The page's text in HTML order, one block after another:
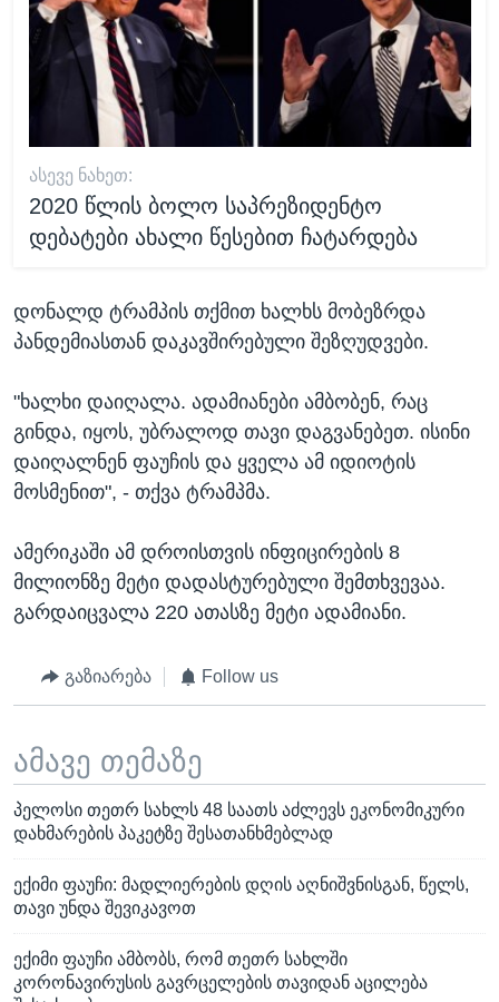
ᲐᲡᲔᲕᲔ ᲜᲐᲮᲔᲗ:
2020 წლის ბოლო საპრეზიდენტო
დებატები ახალი წესებით ჩატარდება
დონალდ ტრამპის თქმით ხალხს მობეზრდა
პანდემიასთან დაკავშირებული შეზღუდვები.
"ხალხი დაიღალა. ადამიანები ამბობენ, რაც
გინდა, იყოს, უბრალოდ თავი დაგვანებეთ. ისინი
დაიღალნენ ფაუჩის და ყველა ამ იდიოტის
მოსმენით", - თქვა ტრამპმა.
ამერიკაში ამ დროისთვის ინფიცირების 8
მილიონზე მეტი დადასტურებული შემთხვევაა.
გარდაიცვალა 220 ათასზე მეტი ადამიანი.
გაზიარება Follow us
ამავე თემაზე
პელოსი თეთრ სახლს 48 საათს აძლევს ეკონომიკური
დახმარების პაკეტზე შესათანხმებლად
ექიმი ფაუჩი: მადლიერების დღის აღნიშვნისგან, წელს,
თავი უნდა შევიკავოთ
ექიმი ფაუჩი ამბობს, რომ თეთრ სახლში
კორონავირუსის გავრცელების თავიდან აცილება